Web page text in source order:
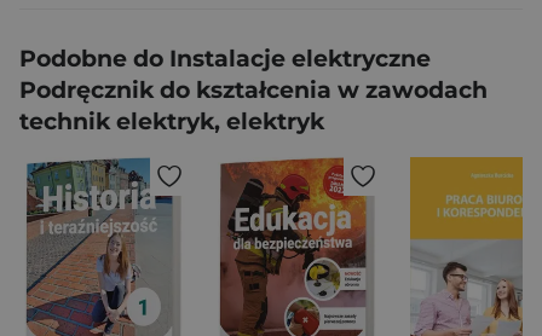
Podobne do Instalacje elektryczne
Podręcznik do kształcenia w zawodach
technik elektryk, elektryk